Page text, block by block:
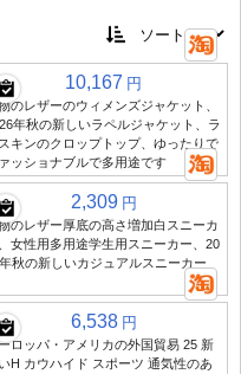
10,167 円
のレザーのウィメンズジャケット、
年秋の新しいラペルジャケット、ラ
キンのクロップトップ、ゆったりで
ッショナブルで多用途です
2,309 円
のレザー厚底の高さ増加白スニーカ
女性用多用途学生用スニーカー、20
秋の新しいカジュアルスニーカー
6,538 円
ロッパ・アメリカの外国貿易 25 新
H カウハイド スポーツ 通気性のあ